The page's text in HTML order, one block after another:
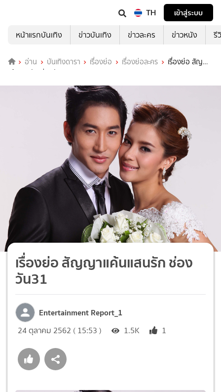
TH
เข้าสู่ระบบ
หน้าแรกบันเทิง
ข่าวบันเทิง ข่าวละคร ข่าวหนัง รี
อ่าน บันเทิงดารา เรื่องย่อ เรื่องย่อละคร
เรื่องย่อ สัญญา
แค้นแสนรัก ช่องวัน31
เรื่องย่อ สัญญาแค้นแสนรัก ช่อง
วัน31
Entertainment Report_1
24 ตุลาคม 2562 ( 15:53 ) 1.5K 1